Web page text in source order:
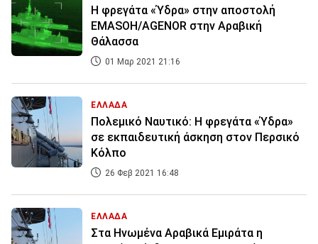
Η φρεγάτα «Ύδρα» στην αποστολή
EMASOH/AGENOR στην Αραβική
Θάλασσα
01 Μαρ 2021 21:16
ΕΛΛΑΔΑ
Πολεμικό Ναυτικό: Η φρεγάτα «Ύδρα»
σε εκπαιδευτική άσκηση στον Περσικό
Κόλπο
26 Φεβ 2021 16:48
ΕΛΛΑΔΑ
Στα Ηνωμένα Αραβικά Εμιράτα η